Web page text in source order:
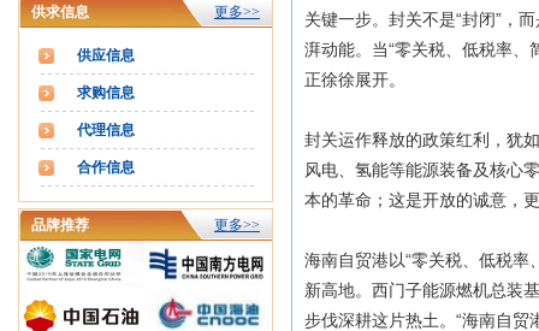
供求信息 更多>>
供应信息
求购信息
代理信息
合作信息
品牌推荐 更多>>
关键一步。封关不是“封闭”，
湃动能。当“零关税、低税率、
正徐徐展开。
封关运作释放的政策红利，犹
风电、氢能等能源装备及核心
本的革命；这是开放的诚意，
海南自贸港以“零关税、低税率
新高地。西门子能源燃机总装
步伐深耕这片热土。“海南自